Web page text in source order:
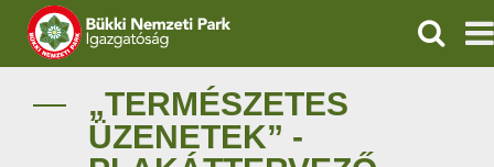
IGAZGATÓSÁG
TERMÉSZETVÉDELEM
„TERMÉSZETES
ÜZENETEK” -